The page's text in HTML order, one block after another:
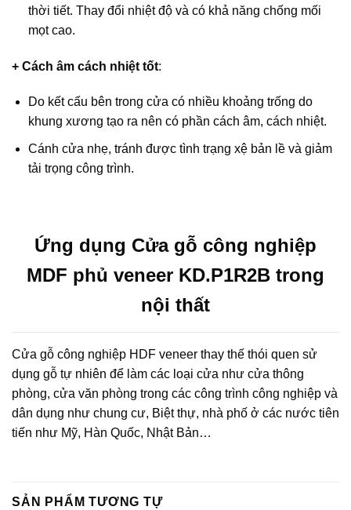
thời tiết. Thay đổi nhiệt độ và có khả năng chống mối
mọt cao.
+ Cách âm cách nhiệt tốt:
Do kết cấu bên trong cửa có nhiều khoảng trống do
khung xương tạo ra nên có phần cách âm, cách nhiệt.
Cánh cửa nhẹ, tránh được tình trạng xệ bản lề và giảm
tải trọng công trình.
Ứng dụng Cửa gỗ công nghiệp
MDF phủ veneer KD.P1R2B trong
nội thất
Cửa gỗ công nghiệp HDF veneer thay thế thói quen sử
dụng gỗ tự nhiên để làm các loại cửa như cửa thông
phòng, cửa văn phòng trong các công trình công nghiệp và
dân dụng như chung cư, Biệt thự, nhà phố ở các nước tiên
tiến như Mỹ, Hàn Quốc, Nhật Bản…
SẢN PHẨM TƯƠNG TỰ